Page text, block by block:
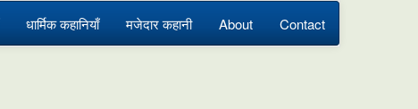
धार्मिक कहानियाँ मजेदार कहानी About Contact